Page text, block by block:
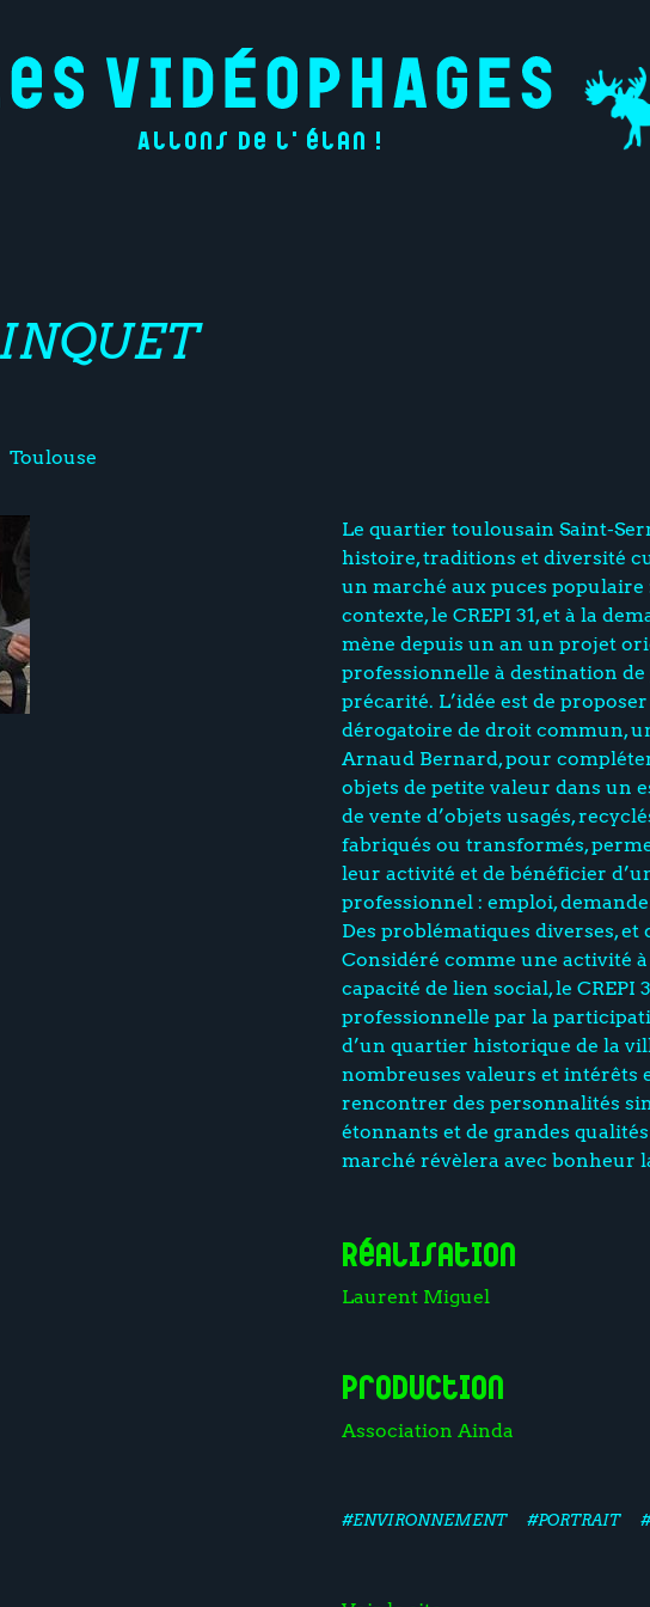
Allons de l'élan !
Toulouse
Le quartier toulousain Saint-
histoire, traditions et diversité
un marché aux puces populaire
contexte, le CREPI 31, et à la
mène depuis un an un projet
professionnelle à destination
précarité. L’idée est de
dérogatoire de droit commun,
Arnaud Bernard, pour
objets de petite valeur dans un
de vente d’objets usagés,
fabriqués ou transformés,
leur activité et de bénéficier
professionnel : emploi,
Des problématiques diverses,
Considéré comme une activité
capacité de lien social, le
professionnelle par la
d’un quartier historique de la
nombreuses valeurs et intérêts
rencontrer des personnalités
étonnants et de grandes
marché révèlera avec bonheur
Réalisation
Laurent Miguel
Production
Association Ainda
#ENVIRONNEMENT #PORTRAIT